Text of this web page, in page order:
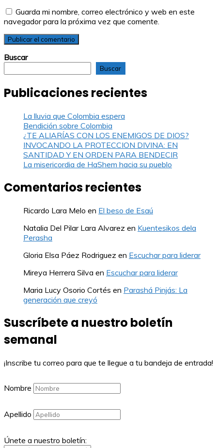
Guarda mi nombre, correo electrónico y web en este
navegador para la próxima vez que comente.
Buscar
Buscar
Publicaciones recientes
La lluvia que Colombia espera
Bendición sobre Colombia
¿TE ALIARÍAS CON LOS ENEMIGOS DE DIOS?
INVOCANDO LA PROTECCION DIVINA: EN
SANTIDAD Y EN ORDEN PARA BENDECIR
La misericordia de HaShem hacia su pueblo
Comentarios recientes
Ricardo Lara Melo en El beso de Esaú
Natalia Del Pilar Lara Alvarez en Kuentesikos dela
Perasha
Gloria Elsa Páez Rodriguez en Escuchar para liderar
Mireya Herrera Silva en Escuchar para liderar
Maria Lucy Osorio Cortés en Parashá Pinjás: La
generación que creyó
Suscríbete a nuestro boletín
semanal
¡Inscribe tu correo para que te llegue a tu bandeja de entrada!
Nombre
Apellido
Únete a nuestro boletín: